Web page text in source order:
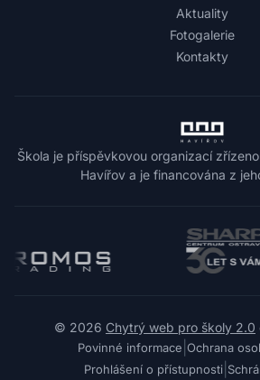
Aktuality
Fotogalerie
Kontakty
Škola je příspěvkovou organizací
Havířov a je financována z
© 2026 Chytrý web pro školy 2.0
Povinné informace Ochrana
Prohlášení o přístupnosti